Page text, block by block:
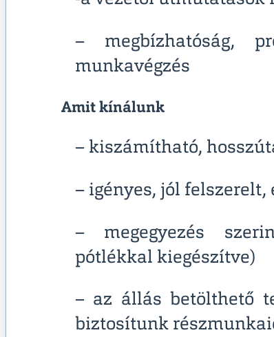
– megbízhatóság,
munkavégzés
Amit kínálunk
– kiszámítható,
– igényes, jól
– megegyezés
pótlékkal kiegészítve)
– az állás betölthető
biztosítunk